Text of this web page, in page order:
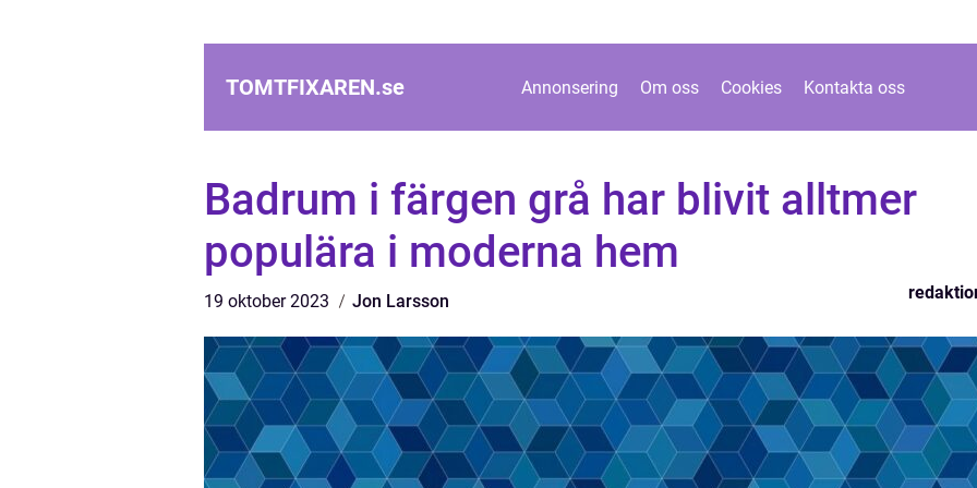
TOMTFIXAREN.se Annonsering Om oss Cookies Kontakta oss
Badrum i färgen grå har blivit alltmer
populära i moderna hem
19 oktober 2023 Jon Larsson